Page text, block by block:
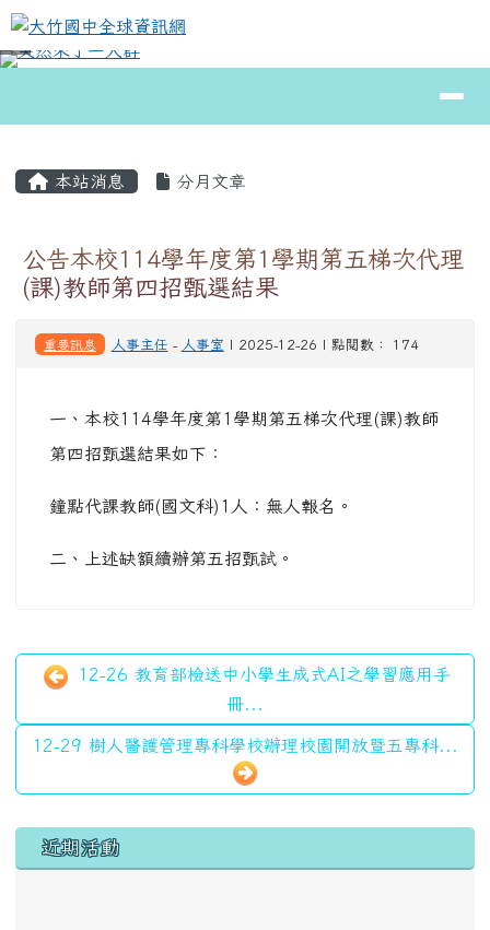
跳至主內容區
大竹國中全球資訊網
⏸
本站消息 分月文章
公告本校114學年度第1學期第五梯次代理
(課)教師第四招甄選結果
重要訊息 人事主任 - 人事室 | 2025-12-26 | 點閱數： 174
一、本校114學年度第1學期第五梯次代理(課)教師
第四招甄選結果如下：
鐘點代課教師(國文科)1人：無人報名。
二、上述缺額續辦第五招甄試。
12-26 教育部檢送中小學生成式AI之學習應用手
冊...
12-29 樹人醫護管理專科學校辦理校園開放暨五專科...
左邊區域內容
近期活動